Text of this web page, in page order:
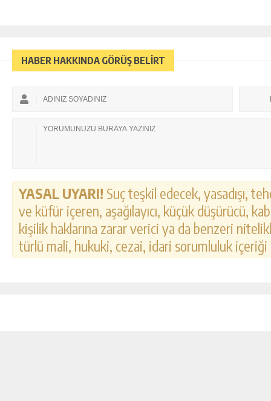
HABER HAKKINDA GÖRÜŞ BELİRT
YASAL UYARI! Suç teşkil edecek, yasadışı,
ve küfür içeren, aşağılayıcı, küçük düşürücü,
kişilik haklarına zarar verici ya da benzeri
türlü mali, hukuki, cezai, idari sorumluluk